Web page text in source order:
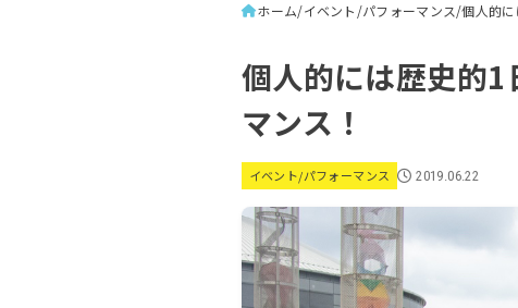
ホーム イベント/パフォーマンス 個人的
個人的には歴史的
マンス！
イベント/パフォーマンス 2019.06.22